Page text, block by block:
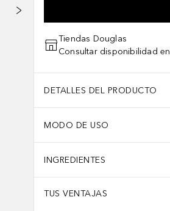
Tiendas Douglas
Consultar disponibilidad
DETALLES DEL PRODUCTO
MODO DE USO
INGREDIENTES
TUS VENTAJAS